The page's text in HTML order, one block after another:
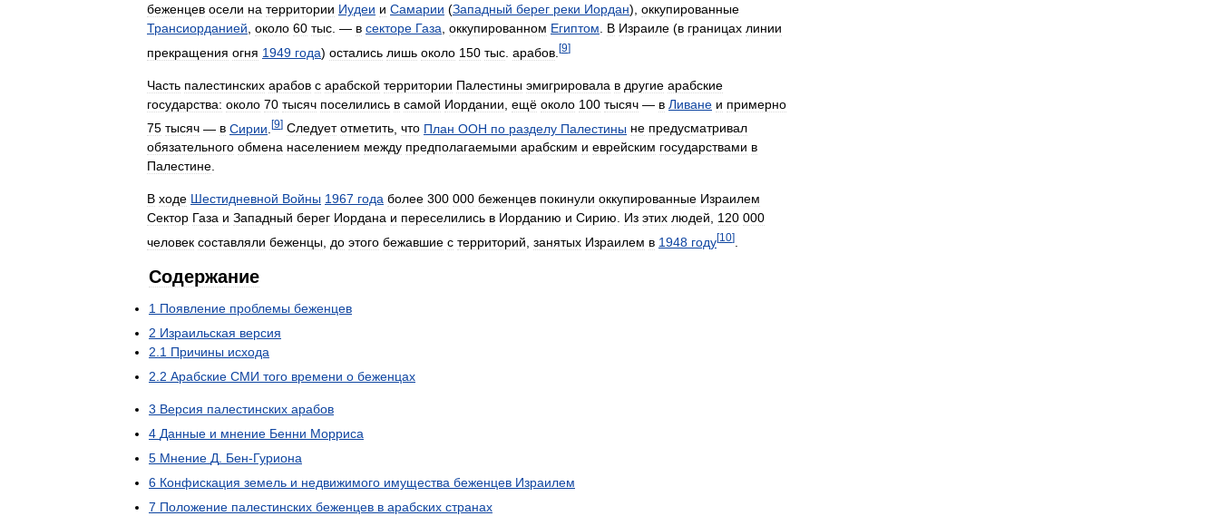
беженцев осели на территории Иудеи и Самарии (Западный берег реки Иордан), оккупированные
Трансиорданией около 60 тыс . — в секторе Газа оккупированном Египтом В Израиле (в границах линии
прекращения огня 1949 года) остались лишь около 150 тыс арабов [9]
Часть палестинских арабов с арабской территории Палестины эмигрировала в другие арабские
государства: около 70 тысяч поселились в самой Иордании ещё около 100 тысяч — в Ливане и примерно
75 тысяч — в Сирии [9] Следует отметить что План ООН по разделу Палестины не предусматривал
обязательного обмена населением между предполагаемыми арабским и еврейским государствами в
Палестине.
В ходе Шестидневной Войны 1967 года более 300 000 беженцев покинули оккупированные Израилем
Сектор Газа и Западный берег Иордана и переселились в Иорданию и Сирию. Из этих людей, 120 000
человек составляли беженцы до этого бежавшие с территорий занятых Израилем в 1948 году[10]
Содержание
1 Появление проблемы беженцев
2 Израильская версия
2 1 Причины исхода
2 2 Арабские СМИ того времени о беженцах
3 Версия палестинских арабов
4 Данные и мнение Бенни Морриса
5 Мнение Д Бен-Гуриона
6 Конфискация земель и недвижимого имущества беженцев Израилем
7 Положение палестинских беженцев в арабских странах